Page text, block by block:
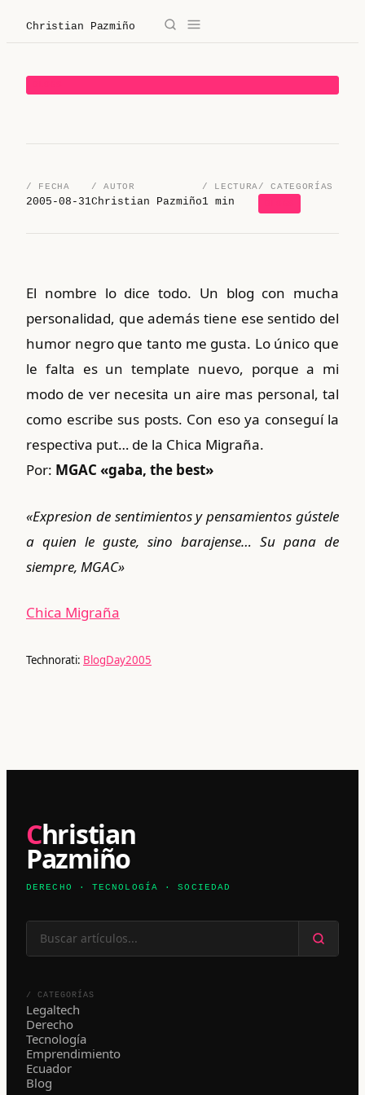
Christian Pazmiño
Christian Pazmiño
/ Legaltech
/ Contacto
/ Blog
/ FECHA
2005-08-31
/ AUTOR
Christian Pazmiño
/ LECTURA
1 min
/ CATEGORÍAS
El nombre lo dice todo. Un blog con mucha
personalidad, que además tiene ese sentido del
humor negro que tanto me gusta. Lo único que
le falta es un template nuevo, porque a mi
modo de ver necesita un aire mas personal, tal
como escribe sus posts. Con eso ya conseguí la
respectiva put… de la Chica Migraña.
Por: MGAC «gaba, the best»
«Expresion de sentimientos y pensamientos gústele
a quien le guste, sino barajense… Su pana de
siempre, MGAC»
Chica Migraña
Technorati: BlogDay2005
Christian
Pazmiño
DERECHO · TECNOLOGÍA · SOCIEDAD
/ CATEGORÍAS
Legaltech
Derecho
Tecnología
Emprendimiento
Ecuador
Blog